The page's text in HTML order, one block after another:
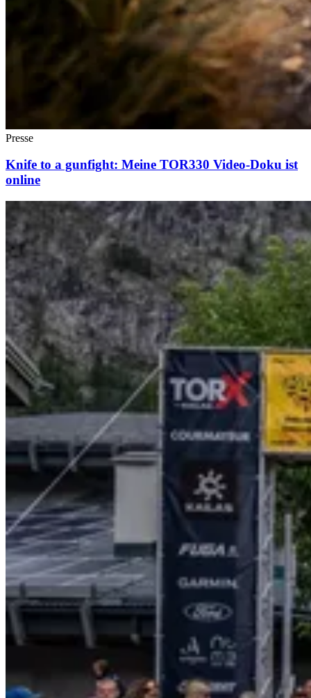
Presse
Knife to a gunfight: Meine TOR330 Video-Doku ist
online